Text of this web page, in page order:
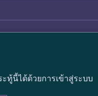
ทู้นี้ได้ด้วยการเข้าสู่ระบบ